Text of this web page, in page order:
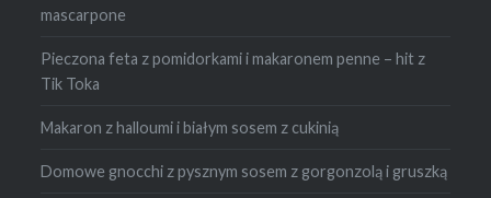
mascarpone
Pieczona feta z pomidorkami i makaronem penne – hit z
Tik Toka
Makaron z halloumi i białym sosem z cukinią
Domowe gnocchi z pysznym sosem z gorgonzolą i gruszką